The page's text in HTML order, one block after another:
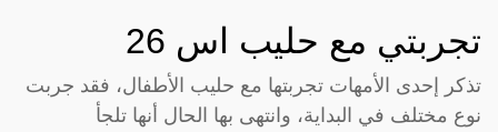
تجربتي مع حليب اس 26
تذكر إحدى الأمهات تجربتها مع حليب الأطفال، فقد جربت
نوع مختلف في البداية، وانتهى بها الحال أنها تلجأ